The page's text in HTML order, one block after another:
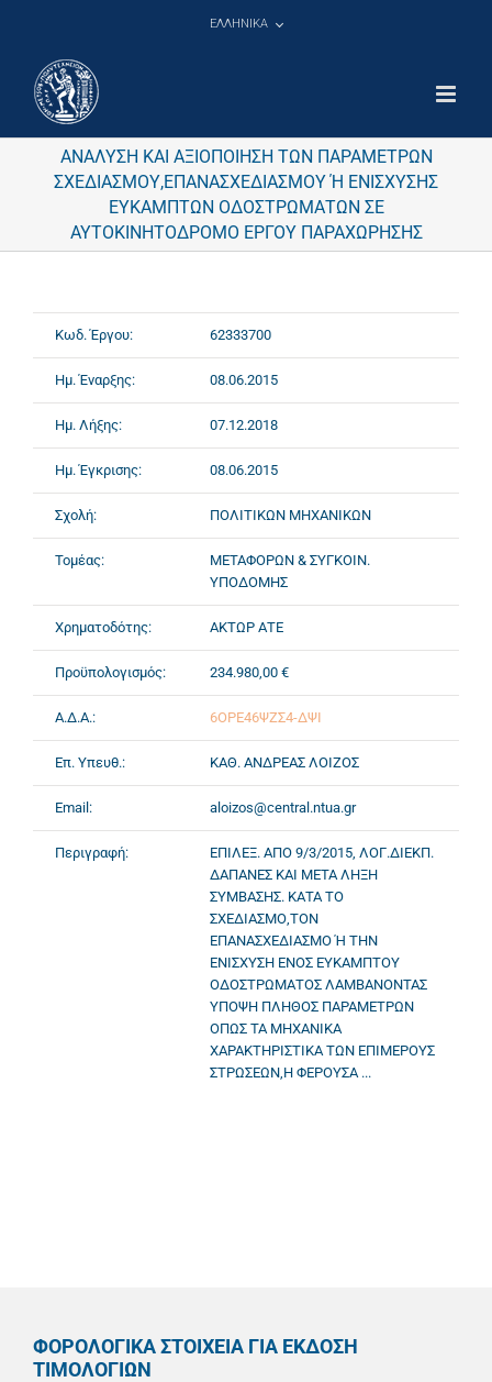
ΕΛΛΗΝΙΚΑ
ΑΝΑΛΥΣΗ ΚΑΙ ΑΞΙΟΠΟΙΗΣΗ ΤΩΝ ΠΑΡΑΜΕΤΡΩΝ
ΣΧΕΔΙΑΣΜΟΥ,ΕΠΑΝΑΣΧΕΔΙΑΣΜΟΥ Ή ΕΝΙΣΧΥΣΗΣ
ΕΥΚΑΜΠΤΩΝ ΟΔΟΣΤΡΩΜΑΤΩΝ ΣΕ
ΑΥΤΟΚΙΝΗΤΟΔΡΟΜΟ ΕΡΓΟΥ ΠΑΡΑΧΩΡΗΣΗΣ
Κωδ. Έργου: 62333700
Ημ. Έναρξης: 08.06.2015
Ημ. Λήξης: 07.12.2018
Ημ. Έγκρισης: 08.06.2015
Σχολή: ΠΟΛΙΤΙΚΩΝ ΜΗΧΑΝΙΚΩΝ
Τομέας:
ΜΕΤΑΦΟΡΩΝ & ΣΥΓΚΟΙΝ.
ΥΠΟΔΟΜΗΣ
Χρηματοδότης: ΑΚΤΩΡ ΑΤΕ
Προϋπολογισμός: 234.980,00 €
Α.Δ.Α.: 6ΟΡΕ46ΨΖΣ4-ΔΨΙ
Επ. Υπευθ.: ΚΑΘ. ΑΝΔΡΕΑΣ ΛΟΙΖΟΣ
Email: aloizos@central.ntua.gr
Περιγραφή:
ΕΠΙΛΕΞ. ΑΠΟ 9/3/2015, ΛΟΓ.ΔΙΕΚΠ.
ΔΑΠΑΝΕΣ ΚΑΙ ΜΕΤΑ ΛΗΞΗ
ΣΥΜΒΑΣΗΣ. ΚΑΤΑ ΤΟ
ΣΧΕΔΙΑΣΜΟ,ΤΟΝ
ΕΠΑΝΑΣΧΕΔΙΑΣΜΟ Ή ΤΗΝ
ΕΝΙΣΧΥΣΗ ΕΝΟΣ ΕΥΚΑΜΠΤΟΥ
ΟΔΟΣΤΡΩΜΑΤΟΣ ΛΑΜΒΑΝΟΝΤΑΣ
ΥΠΟΨΗ ΠΛΗΘΟΣ ΠΑΡΑΜΕΤΡΩΝ
ΟΠΩΣ ΤΑ ΜΗΧΑΝΙΚΑ
ΧΑΡΑΚΤΗΡΙΣΤΙΚΑ ΤΩΝ ΕΠΙΜΕΡΟΥΣ
ΣΤΡΩΣΕΩΝ,Η ΦΕΡΟΥΣΑ ...
ΦΟΡΟΛΟΓΙΚΑ ΣΤΟΙΧΕΙΑ ΓΙΑ ΕΚΔΟΣΗ
ΤΙΜΟΛΟΓΙΩΝ